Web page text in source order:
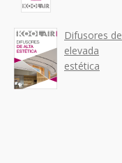
Difusores de
elevada
estética